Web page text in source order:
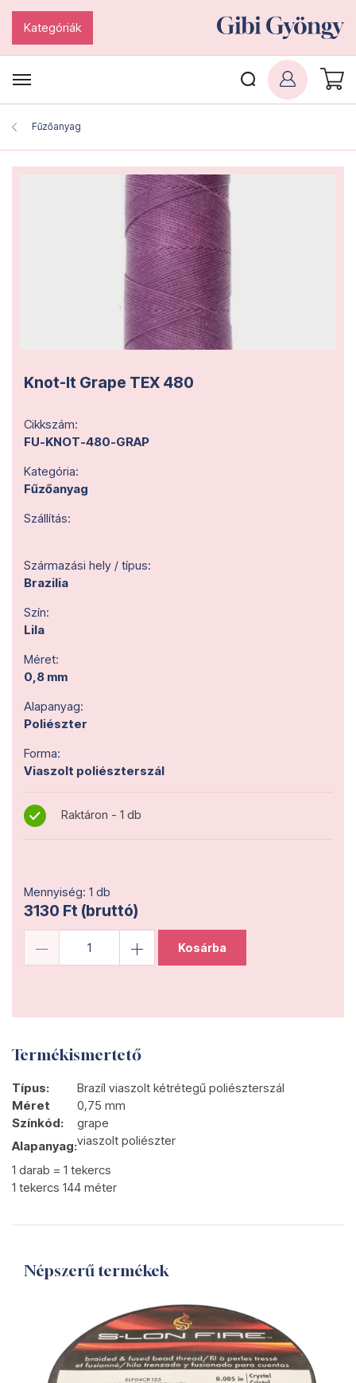
Kategóriák
Fűzőanyag
Knot-It Grape TEX 480
Cikkszám:
FU-KNOT-480-GRAP
Kategória:
Fűzőanyag
Szállítás:
Származási hely / típus:
Brazilia
Szín:
Lila
Méret:
0,8 mm
Alapanyag:
Poliészter
Forma:
Viaszolt poliészterszál
Raktáron - 1 db
Mennyiség: 1 db
3130 Ft (bruttó)
Kosárba
Termékismertető
Típus:
Brazíl viaszolt kétrétegű poliészterszál
Méret
0,75 mm
Színkód:
grape
Alapanyag:viaszolt poliészter
1 darab = 1 tekercs
1 tekercs 144 méter
Népszerű termékek